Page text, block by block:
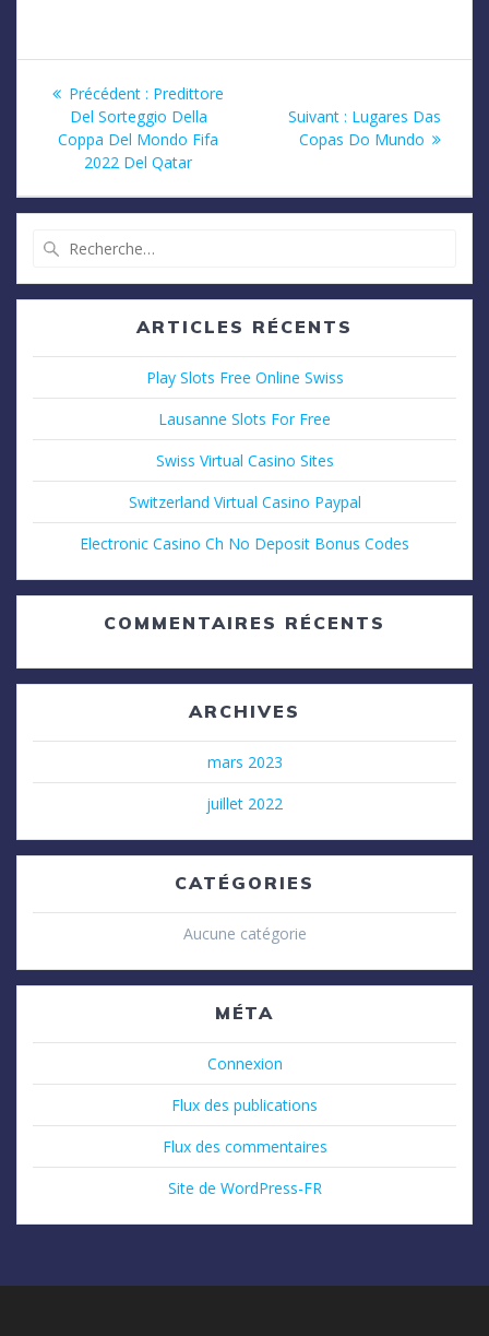
Navigation
l’article
Précédent : Article
précédent
:
Predittore
Del Sorteggio Della
Coppa Del Mondo Fifa
2022 Del Qatar
Suivant : Article
suivant
Lugares Das
Copas Do Mundo
:
ARTICLES RÉCENTS
Play Slots Free Online Swiss
Lausanne Slots For Free
Swiss Virtual Casino Sites
Switzerland Virtual Casino Paypal
Electronic Casino Ch No Deposit Bonus Codes
COMMENTAIRES RÉCENTS
ARCHIVES
mars 2023
juillet 2022
CATÉGORIES
Aucune catégorie
MÉTA
Connexion
Flux des publications
Flux des commentaires
Site de WordPress-FR